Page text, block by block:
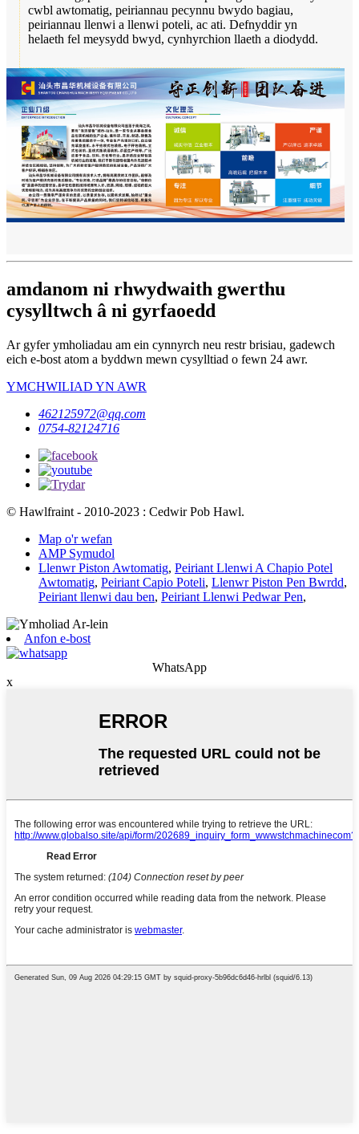
cwbl awtomatig, peiriannau pecynnu bwydo bagiau,
peiriannau llenwi a llenwi poteli, ac ati. Defnyddir yn
helaeth fel meysydd bwyd, cynhyrchion llaeth a diodydd.
amdanom ni rhwydwaith gwerthu
cysylltwch â ni gyrfaoedd
Ar gyfer ymholiadau am ein cynnyrch neu restr brisiau, gadewch
eich e-bost atom a byddwn mewn cysylltiad o fewn 24 awr.
YMCHWILIAD YN AWR
462125972@qq.com
0754-82124716
© Hawlfraint - 2010-2023 : Cedwir Pob Hawl.
Map o'r wefan
AMP Symudol
Llenwr Piston Awtomatig, Peiriant Llenwi A Chapio Potel
Awtomatig, Peiriant Capio Poteli, Llenwr Piston Pen Bwrdd,
Peiriant llenwi dau ben, Peiriant Llenwi Pedwar Pen,
Anfon e-bost
WhatsApp
x